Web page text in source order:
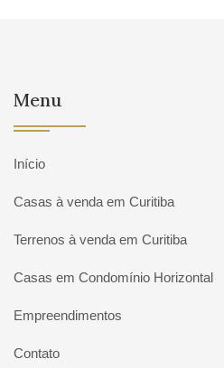
Menu
Início
Casas à venda em Curitiba
Terrenos à venda em Curitiba
Casas em Condomínio Horizontal
Empreendimentos
Contato